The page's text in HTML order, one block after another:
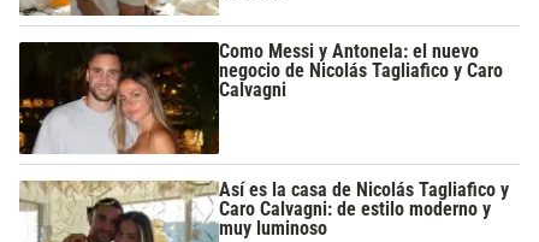
Como Messi y Antonela: el nuevo
negocio de Nicolás Tagliafico y Caro
Calvagni
Así es la casa de Nicolás Tagliafico y
Caro Calvagni: de estilo moderno y
muy luminoso